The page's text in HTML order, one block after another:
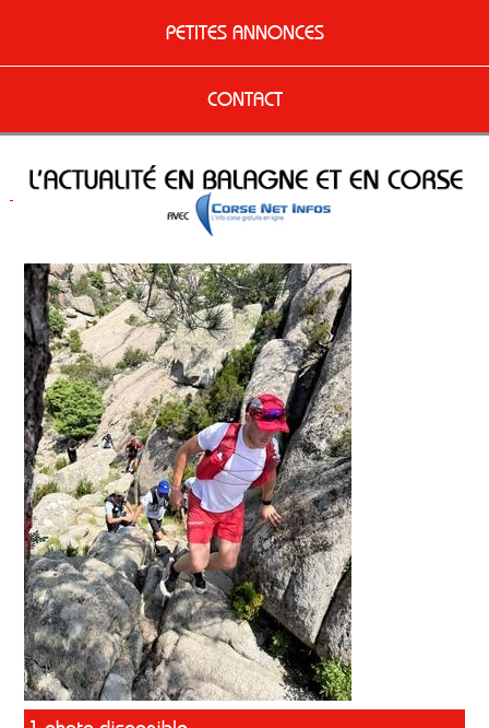
PETITES ANNONCES
CONTACT